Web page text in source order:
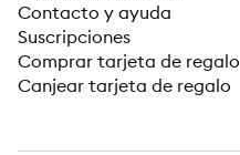
Contacto y ayuda
Suscripciones
Comprar tarjeta de regalo
Canjear tarjeta de regalo